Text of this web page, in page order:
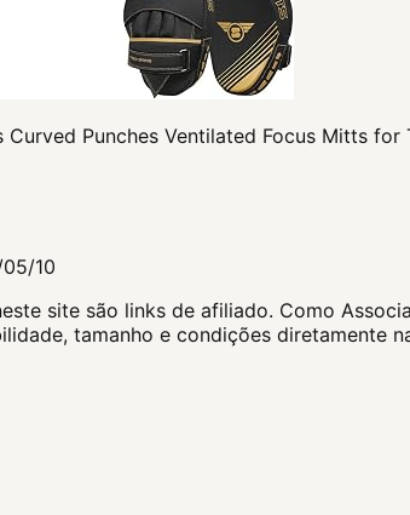
Curved Punches Ventilated Focus Mitts
10
site são links de afiliado. Como
tamanho e condições diretamente